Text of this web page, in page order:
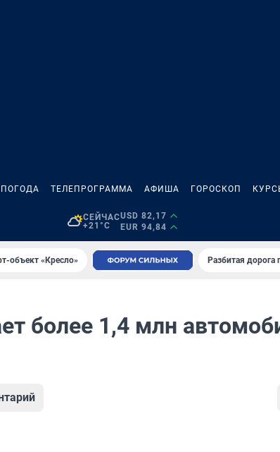
ПОГОДА ТЕЛЕПРОГРАММА АФИША ГОРОСКОП
СЕЙЧАС
+21°C
USD 82,17
EUR 94,84
объект «Кресло» Разбитая дорога
более 1,4 млн